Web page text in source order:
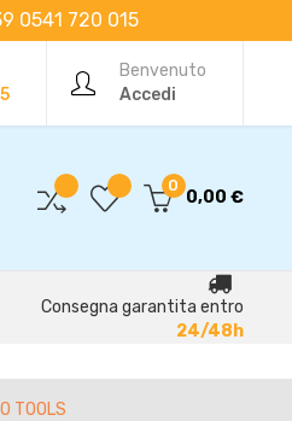
0541 720 015
Benvenuto
Accedi
0
0,00 €
Consegna garantita entro
24/48h
TOOLS